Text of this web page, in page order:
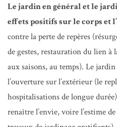
Le jardin en général et le
effets positifs sur le corps et
contre la perte de repères
de gestes, restauration du lien à
aux saisons, au temps). Le
l’ouverture sur l’extérieur (le
hospitalisations de longue
renaître l’envie, voire l’estime